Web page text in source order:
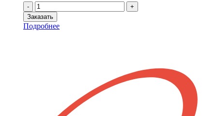
-
Количество
товара
Цилиндр
для
+
Заказать
Подробнее